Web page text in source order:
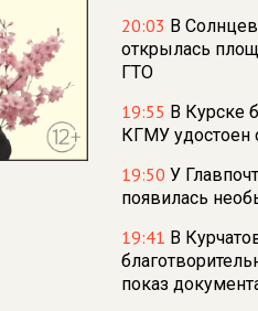
20:03 В
открылась
ГТО
19:55 В Курске
КГМУ удостоен
19:50 У
появилась
19:41 В
показ